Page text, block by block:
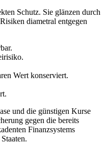
Schutz. Sie glänzen durch
diametral entgegen
Wert konserviert.
und die günstigen Kurse
gegen die bereits
Finanzsystems